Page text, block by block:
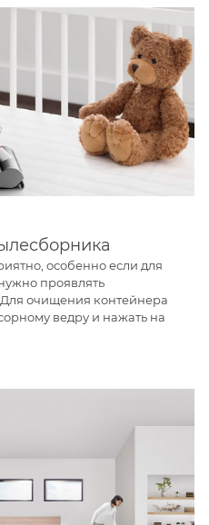
особенно если для
проявлять
очищения контейнера
ведру и нажать на